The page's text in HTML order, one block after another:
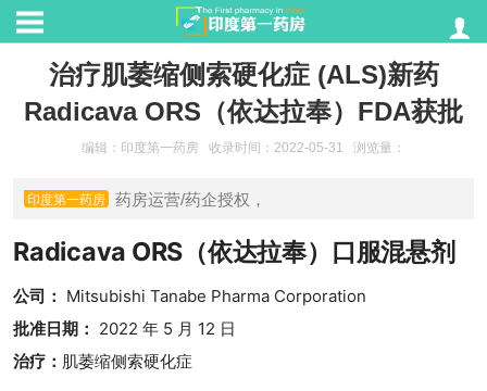
治疗肌萎缩侧索硬化症 (ALS)新药
Radicava ORS（依达拉奉）FDA获批
编辑：印度第一药房 收录时间：2022-05-31 浏览量：
印度第一药房 药房运营/药企授权，
Radicava ORS（依达拉奉）口服混悬剂
公司： Mitsubishi Tanabe Pharma Corporation
批准日期： 2022 年 5 月 12 日
治疗： 肌萎缩侧索硬化症